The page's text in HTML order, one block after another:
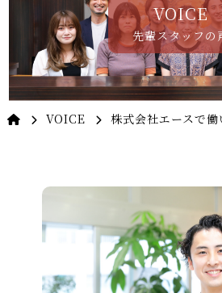
VOICE
先輩スタッフの
VOICE 株式会社エースで